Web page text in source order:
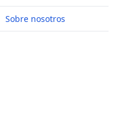
Sobre nosotros